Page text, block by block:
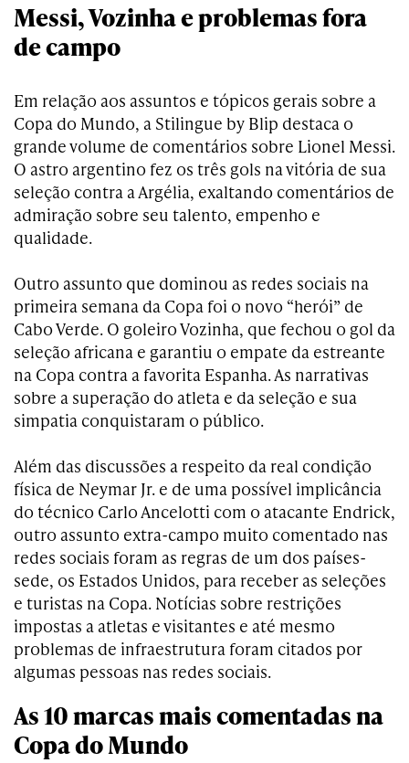
Messi, Vozinha e problemas fora
de campo
Em relação aos assuntos e tópicos gerais sobre a
Copa do Mundo, a Stilingue by Blip destaca o
grande volume de comentários sobre Lionel Messi.
O astro argentino fez os três gols na vitória de sua
seleção contra a Argélia, exaltando comentários de
admiração sobre seu talento, empenho e
qualidade.
Outro assunto que dominou as redes sociais na
primeira semana da Copa foi o novo “herói” de
Cabo Verde. O goleiro Vozinha, que fechou o gol da
seleção africana e garantiu o empate da estreante
na Copa contra a favorita Espanha. As narrativas
sobre a superação do atleta e da seleção e sua
simpatia conquistaram o público.
Além das discussões a respeito da real condição
física de Neymar Jr. e de uma possível implicância
do técnico Carlo Ancelotti com o atacante Endrick,
outro assunto extra-campo muito comentado nas
redes sociais foram as regras de um dos países-
sede, os Estados Unidos, para receber as seleções
e turistas na Copa. Notícias sobre restrições
impostas a atletas e visitantes e até mesmo
problemas de infraestrutura foram citados por
algumas pessoas nas redes sociais.
As 10 marcas mais comentadas na
Copa do Mundo